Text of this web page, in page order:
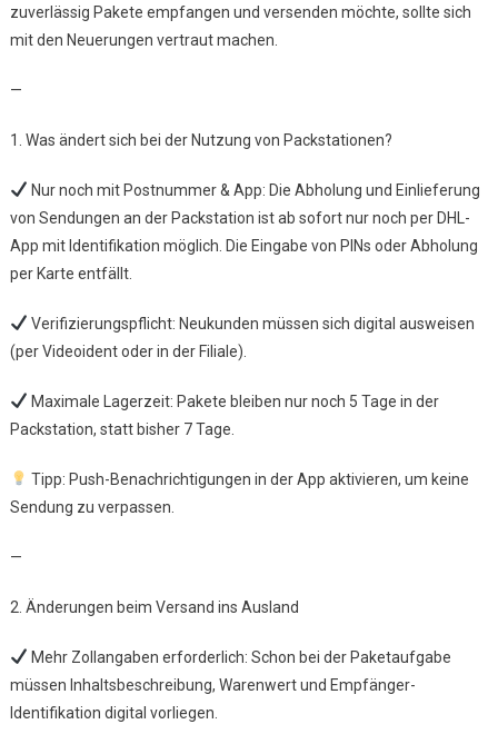
2025
Und
Jetzt
zuverlässig Pakete empfangen und versenden möchte, sollte sich
mit den Neuerungen vertraut machen.
—
1. Was ändert sich bei der Nutzung von Packstationen?
Nur noch mit Postnummer & App: Die Abholung und Einlieferung
von Sendungen an der Packstation ist ab sofort nur noch per DHL-
App mit Identifikation möglich. Die Eingabe von PINs oder Abholung
per Karte entfällt.
Verifizierungspflicht: Neukunden müssen sich digital ausweisen
(per Videoident oder in der Filiale).
Maximale Lagerzeit: Pakete bleiben nur noch 5 Tage in der
Packstation, statt bisher 7 Tage.
Tipp: Push-Benachrichtigungen in der App aktivieren, um keine
Sendung zu verpassen.
—
2. Änderungen beim Versand ins Ausland
Mehr Zollangaben erforderlich: Schon bei der Paketaufgabe
müssen Inhaltsbeschreibung, Warenwert und Empfänger-
Identifikation digital vorliegen.